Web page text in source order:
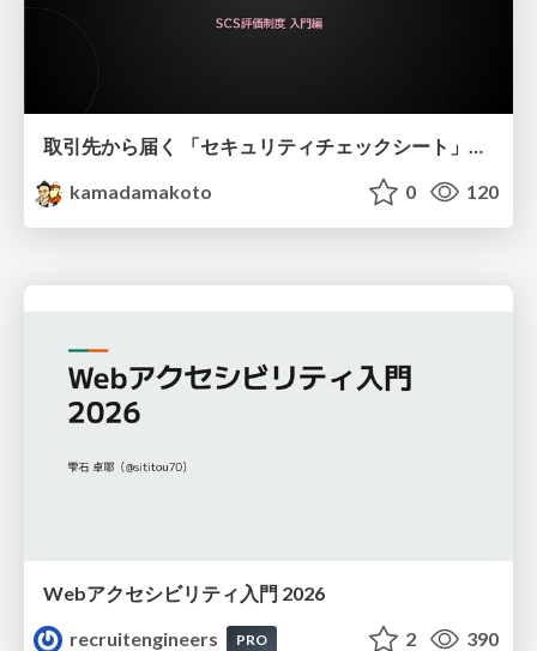
取引先から届く 「セキュリティチェックシート」の読み解き方
kamadamakoto
0 120
Webアクセシビリティ入門 2026
recruitengineers
PRO 2 390